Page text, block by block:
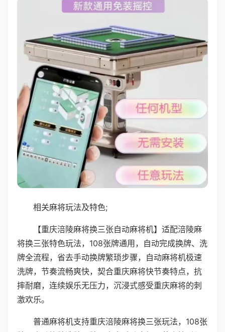
相关麻将玩法及特色;
【重庆涪陵麻将换三张自动麻将机】适配涪陵麻
将换三张特色玩法，108张牌通用，自动完成换牌、洗
牌全流程，省去手动换牌繁琐步骤，自动麻将机极速
洗牌，节奏流畅爽快，契合重庆麻将快节奏特点，抗
摔耐磨，连续娱乐无压力，沉浸式感受重庆麻将的刺
激欢乐。
普通麻将机支持重庆涪陵麻将换三张玩法，108张